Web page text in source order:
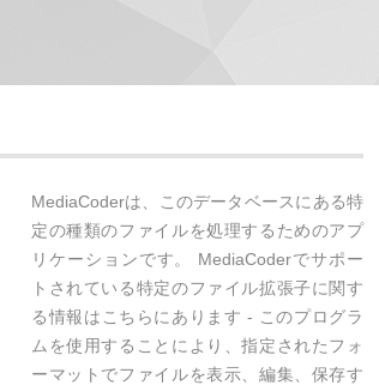
MediaCoderは、このデータベースにある特
定の種類のファイルを処理するためのアプ
リケーションです。 MediaCoderでサポー
トされている特定のファイル拡張子に関す
る情報はこちらにあります - このプログラ
ムを使用することにより、指定されたフォ
ーマットでファイルを表示、編集、保存す